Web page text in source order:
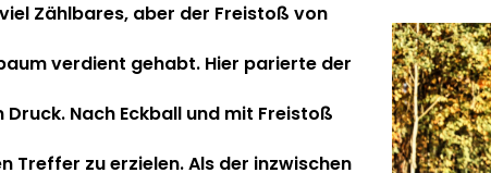
Zählbares, aber der Freistoß von
verdient gehabt. Hier parierte der
Nach Eckball und mit Freistoß
Treffer zu erzielen.Als der inzwischen